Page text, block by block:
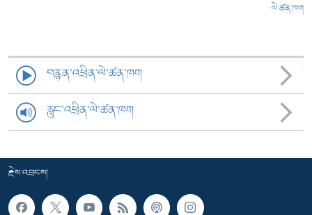
ལེ་ཚན་ཁག
བརྙན་འཕྲིན་ལེ་ཚན་ཁག
རླུང་འཕྲིན་ལེ་ཚན་ཁག
རྗེས་འབྲངས།